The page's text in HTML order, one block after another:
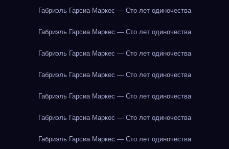
Габриэль Гарсиа Маркес — Сто лет одиночества
Габриэль Гарсиа Маркес — Сто лет одиночества
Габриэль Гарсиа Маркес — Сто лет одиночества
Габриэль Гарсиа Маркес — Сто лет одиночества
Габриэль Гарсиа Маркес — Сто лет одиночества
Габриэль Гарсиа Маркес — Сто лет одиночества
Габриэль Гарсиа Маркес — Сто лет одиночества